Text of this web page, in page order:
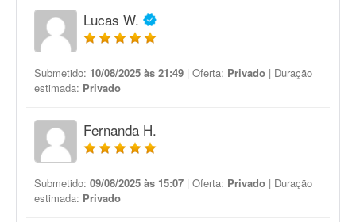
Lucas W.
Submetido: 10/08/2025 às 21:49 | Oferta: Privado | Duração
estimada: Privado
Fernanda H.
Submetido: 09/08/2025 às 15:07 | Oferta: Privado | Duração
estimada: Privado